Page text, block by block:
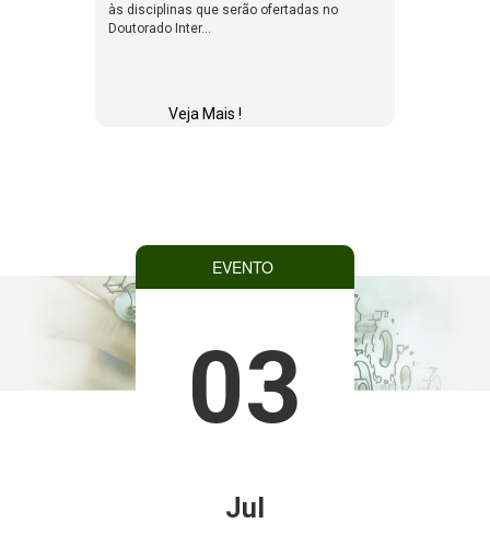
às disciplinas que serão ofertadas no
Doutorado Inter...
Veja Mais !
EVENTO
03
Jul